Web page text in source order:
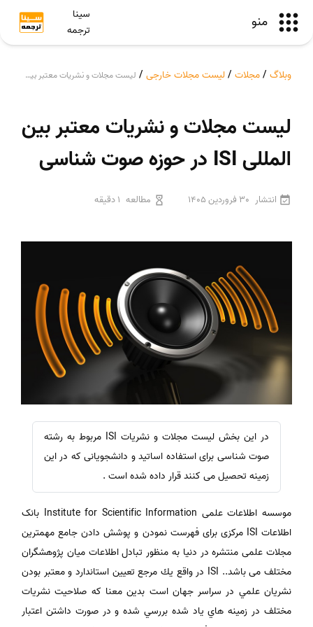
منو
سینا
ترجمه
وبلاگ /مجلات /لیست مجلات خارجی / لیست مجلات و نشریات معتبر بین المللی ISI در حوزه صوت شناسی
لیست مجلات و نشریات معتبر بین
المللی ISI در حوزه صوت شناسی
انتشار 30 فروردین 1405 مطالعه 1 دقیقه
در این بخش لیست مجلات و نشریات ISI مربوط به رشته
صوت شناسی برای استفاده اساتید و دانشجویانی که در این
زمینه تحصیل می کنند قرار داده شده است .
موسسه اطلاعات علمی Institute for Scientific Information بانک
اطلاعات ISI مرکزی برای فهرست نمودن و پوشش دادن جامع مهمترین
مجلات علمی منتشره در دنیا به منظور تبادل اطلاعات میان پژوهشگران
مختلف می باشد.. ISI در واقع يك مرجع تعيين استاندارد و معتبر بودن
نشريان علمي در سراسر جهان است بدين معنا كه صلاحيت نشريات
مختلف در زمينه هاي ياد شده بررسي شده و در صورت داشتن اعتبار